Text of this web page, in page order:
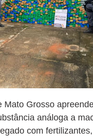
Mato Grosso
análoga a
com